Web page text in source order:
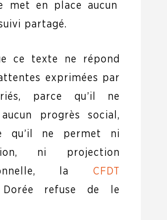
met en place aucun
partagé.
ce texte ne répond
exprimées par
parce qu’il ne
progrès social,
qu’il ne permet ni
ni projection
laCFDT
Dorée refuse de le